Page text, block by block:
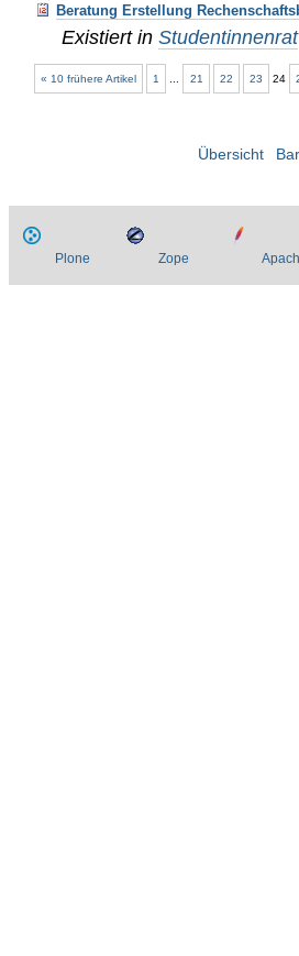
Beratung Erstellung
Existiert in Studentinnenrat
« 10 frühere Artikel 1 21 22 23 24
Übersicht
Plone Zope